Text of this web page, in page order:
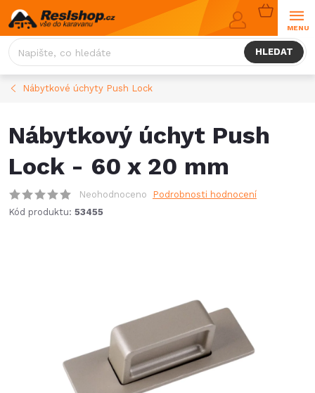
Přejít
na
obsah
HLEDAT
NÁKUPNÍ
KOŠÍK
Nábytkové úchyty Push Lock
Nábytkový úchyt Push
Lock - 60 x 20 mm
Neohodnoceno
Podrobnosti hodnocení
Kód produktu: 53455